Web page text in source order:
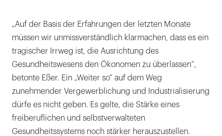
„Auf der Basis der Erfahrungen der letzten Monate
müssen wir unmissverständlich klarmachen, dass es ein
tragischer Irrweg ist, die Ausrichtung des
Gesundheitswesens den Ökonomen zu überlassen“,
betonte Eßer. Ein „Weiter so“ auf dem Weg
zunehmender Vergewerblichung und Industrialisierung
dürfe es nicht geben. Es gelte, die Stärke eines
freiberuflichen und selbstverwalteten
Gesundheitssystems noch stärker herauszustellen.